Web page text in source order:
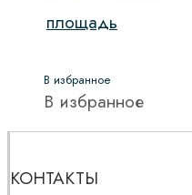
площадь
В избранное
В избранное
КОНТАКТЫ